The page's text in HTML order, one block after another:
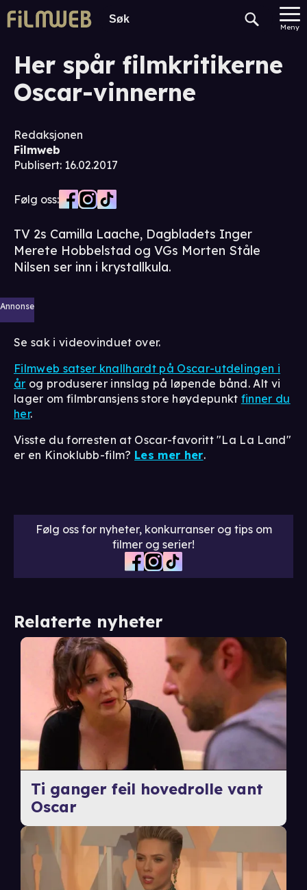
Meny
Her spår filmkritikerne
Oscar-vinnerne
Redaksjonen
Filmweb
Publisert: 16.02.2017
Følg oss:
TV 2s Camilla Laache, Dagbladets Inger
Merete Hobbelstad og VGs Morten Ståle
Nilsen ser inn i krystallkula.
Annonse
Se sak i videovinduet over.
Filmweb satser knallhardt på Oscar-utdelingen i
år og produserer innslag på løpende bånd. Alt vi
lager om filmbransjens store høydepunkt finner du
her.
Visste du forresten at Oscar-favoritt "La La Land"
er en Kinoklubb-film? Les mer her.
Følg oss for nyheter, konkurranser og tips om
filmer og serier!
Relaterte nyheter
Ti ganger feil hovedrolle vant
Oscar